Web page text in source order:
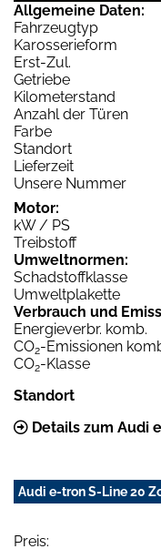
Allgemeine Daten:
Fahrzeugtyp
Karosserieform
Erst-Zul.
Getriebe
Kilometerstand
Anzahl der Türen
Farbe
Standort
Lieferzeit
Unsere Nummer
Motor:
kW / PS
Treibstoff
Umweltnormen:
Schadstoffklasse
Umweltplakette
Verbrauch und
Energieverbr. komb.
CO2-Emissionen
CO2-Klasse
Standort
Details zum Audi
Audi e-tron S-Line 20
Preis: